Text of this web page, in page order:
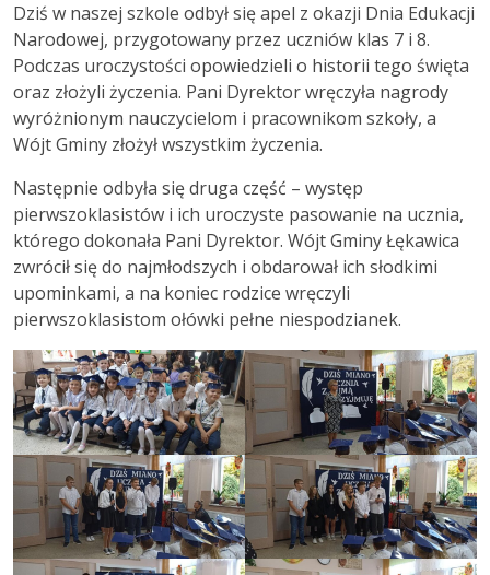
Dziś w naszej szkole odbył się apel z okazji Dnia Edukacji
Narodowej, przygotowany przez uczniów klas 7 i 8.
Podczas uroczystości opowiedzieli o historii tego święta
oraz złożyli życzenia. Pani Dyrektor wręczyła nagrody
wyróżnionym nauczycielom i pracownikom szkoły, a
Wójt Gminy złożył wszystkim życzenia.
Następnie odbyła się druga część – występ
pierwszoklasistów i ich uroczyste pasowanie na ucznia,
którego dokonała Pani Dyrektor. Wójt Gminy Łękawica
zwrócił się do najmłodszych i obdarował ich słodkimi
upominkami, a na koniec rodzice wręczyli
pierwszoklasistom ołówki pełne niespodzianek.